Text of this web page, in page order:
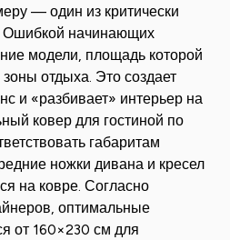
— один из критически
Ошибкой начинающих
модели, площадь которой
отдыха. Это создает
и «разбивает» интерьер на
ковер для гостиной по
габаритам
ножки дивана и кресел
на ковре. Согласно
оптимальные
от 160×230 см для